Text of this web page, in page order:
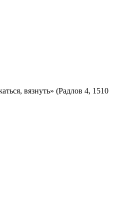
вязнуть» (Радлов 4, 1510